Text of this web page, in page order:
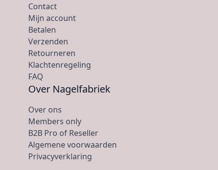
Contact
Mijn account
Betalen
Verzenden
Retourneren
Klachtenregeling
FAQ
Over Nagelfabriek
Over ons
Members only
B2B Pro of Reseller
Algemene voorwaarden
Privacyverklaring